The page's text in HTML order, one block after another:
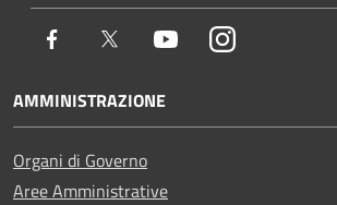
Facebook Twitter YoutubeInstagram
AMMINISTRAZIONE
Organi di Governo
Aree Amministrative